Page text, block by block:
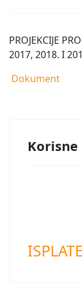
PROJEKCIJE
2017, 2018. I
Dokument
Korisne